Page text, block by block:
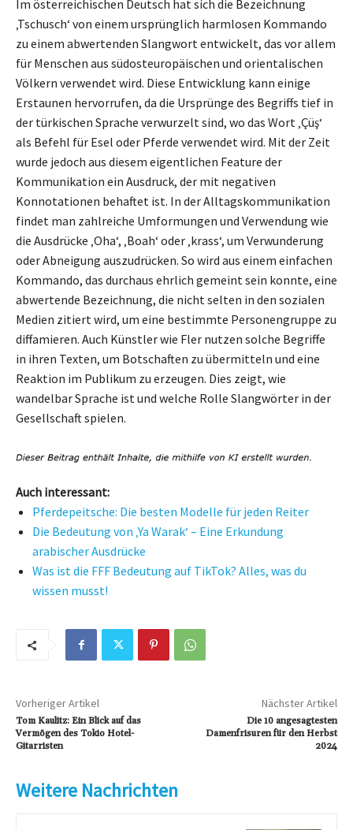
Im österreichischen Deutsch hat sich die Bezeichnung
‚Tschusch‘ von einem ursprünglich harmlosen Kommando
zu einem abwertenden Slangwort entwickelt, das vor allem
für Menschen aus südosteuropäischen und orientalischen
Völkern verwendet wird. Diese Entwicklung kann einige
Erstaunen hervorrufen, da die Ursprünge des Begriffs tief in
der türkischen Sprache verwurzelt sind, wo das Wort ‚Çüş‘
als Befehl für Esel oder Pferde verwendet wird. Mit der Zeit
wurde jedoch aus diesem eigentlichen Feature der
Kommunikation ein Ausdruck, der mit negativen
Konnotationen behaftet ist. In der Alltagskommunikation
findet man zahlreiche Umformungen und Verwendung wie
die Ausdrücke ‚Oha‘, ‚Boah‘ oder ‚krass‘, um Verwunderung
oder Abneigung auszudrücken. So wird aus einem einfachen
Kommando, das durchaus ehrlich gemeint sein konnte, eine
abwertende Bezeichnung, die nicht selten in den sozialen
Medien zitiert wird, um eine bestimmte Personengruppe zu
diffamieren. Auch Künstler wie Fler nutzen solche Begriffe
in ihren Texten, um Botschaften zu übermitteln und eine
Reaktion im Publikum zu erzeugen. Dies zeigt, wie
wandelbar Sprache ist und welche Rolle Slangwörter in der
Gesellschaft spielen.
Auch interessant:
Pferdepeitsche: Die besten Modelle für jeden Reiter
Die Bedeutung von ‚Ya Warak‘ – Eine Erkundung
arabischer Ausdrücke
Was ist die FFF Bedeutung auf TikTok? Alles, was du
wissen musst!
Vorheriger Artikel
Tom Kaulitz: Ein Blick auf das
Vermögen des Tokio Hotel-
Gitarristen
Nächster Artikel
Die 10 angesagtesten
Damenfrisuren für den Herbst
2024
Weitere Nachrichten